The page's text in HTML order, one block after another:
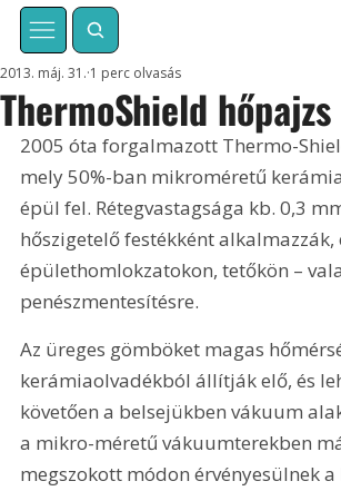
ThermoShield hőpajzs
2013. máj. 31. 1 perc olvasás
2005 óta forgalmazott Thermo-
mely 50%-ban mikroméretű
épül fel. Rétegvastagsága kb. 0,3
hőszigetelő festékként alkalmazzák,
épülethomlokzatokon, tetőkön –
penészmentesítésre.
Az üreges gömböket magas
kerámiaolvadékból állítják elő, és
követően a belsejükben vákuum
a mikro-méretű vákuumterekben
megszokott módon érvényesülnek a